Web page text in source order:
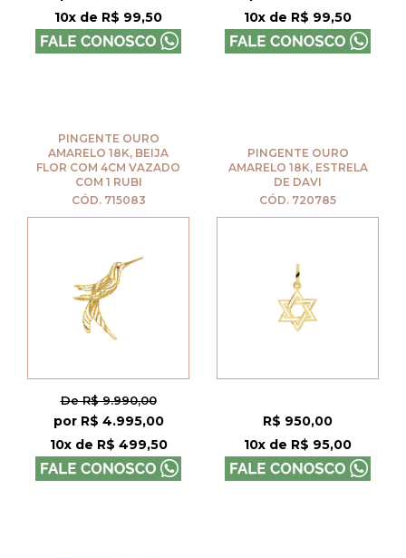
10x de R$ 99,50
10x de R$ 99,50
PINGENTE OURO
AMARELO 18K, BEIJA
FLOR COM 4CM VAZADO
COM 1 RUBI
CÓD. 715083
De R$ 9.990,00
por R$ 4.995,00
10x de R$ 499,50
PINGENTE OURO
AMARELO 18K, ESTRELA
DE DAVI
CÓD. 720785
R$ 950,00
10x de R$ 95,00